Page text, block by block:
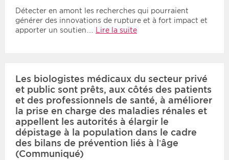
Détecter en amont les recherches qui pourraient
générer des innovations de rupture et à fort impact et
apporter un soutien… Lire la suite
Les biologistes médicaux du secteur privé
et public sont prêts, aux côtés des patients
et des professionnels de santé, à améliorer
la prise en charge des maladies rénales et
appellent les autorités à élargir le
dépistage à la population dans le cadre
des bilans de prévention liés à l’âge
(Communiqué)